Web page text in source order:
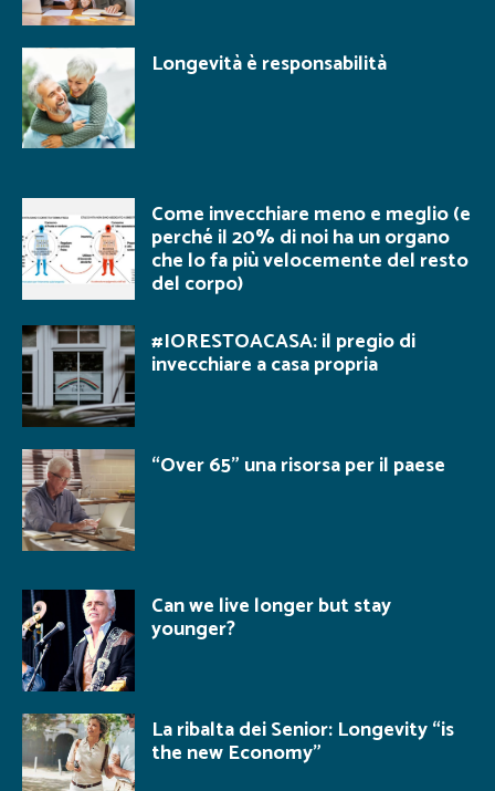
Longevità è responsabilità
Come invecchiare meno e meglio (e
perché il 20% di noi ha un organo
che lo fa più velocemente del resto
del corpo)
#IORESTOACASA: il pregio di
invecchiare a casa propria
“Over 65” una risorsa per il paese
Can we live longer but stay
younger?
La ribalta dei Senior: Longevity “is
the new Economy”